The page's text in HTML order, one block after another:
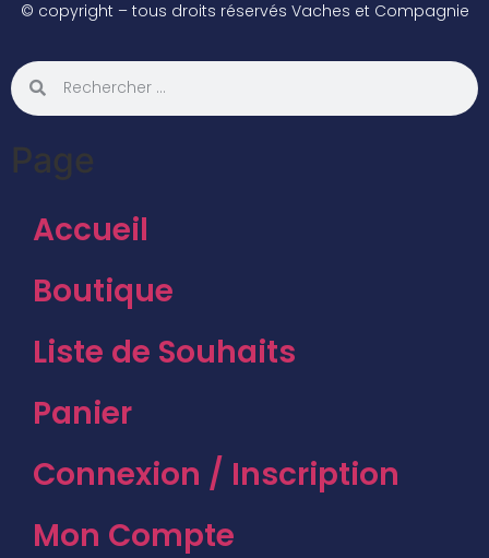
© copyright – tous droits réservés Vaches et Compagnie
Page
Accueil
Boutique
Liste de Souhaits
Panier
Connexion / Inscription
Mon Compte